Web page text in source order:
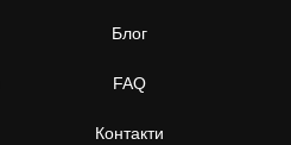
Блог
FAQ
Контакти